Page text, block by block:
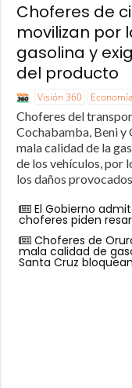
Choferes de
movilizan por
gasolina y
del producto
Visión 360 Economía
Choferes del
Cochabamba, Beni y
mala calidad de la
de los vehículos, por
los daños
El Gobierno
choferes piden
Choferes de
mala calidad de
Santa Cruz bloquean